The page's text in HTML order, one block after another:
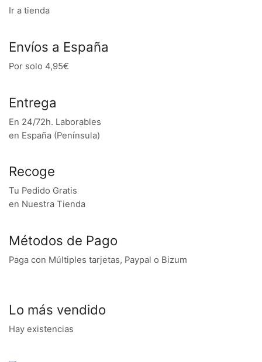
Ir a tienda
Envíos a España
Por solo 4,95€
Entrega
En 24/72h. Laborables
en España (Península)
Recoge
Tu Pedido Gratis
en Nuestra Tienda
Métodos de Pago
Paga con Múltiples tarjetas, Paypal o Bizum
Lo más vendido
Hay existencias